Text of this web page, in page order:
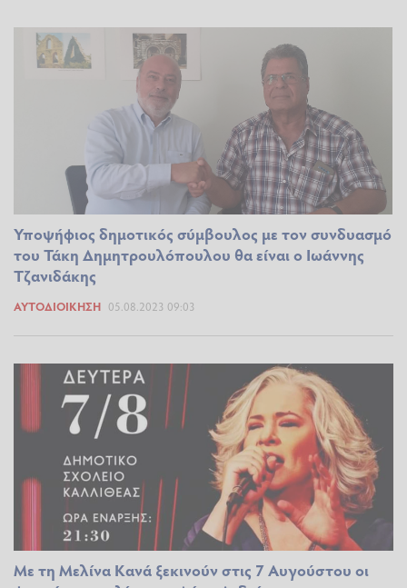
Υποψήφιος δημοτικός σύμβουλος με τον συνδυασμό
του Τάκη Δημητρουλόπουλου θα είναι ο Ιωάννης
Τζανιδάκης
ΑΥΤΟΔΙΟΊΚΗΣΗ 05.08.2023 09:03
Με τη Μελίνα Κανά ξεκινούν στις 7 Αυγούστου οι